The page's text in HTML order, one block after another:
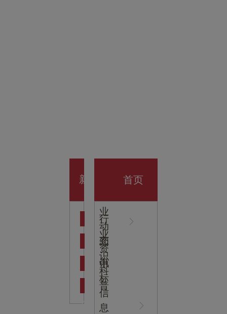
开业大
吉
新
心
业
动
态
行
业
资
讯
知
识
科
普
中
标
信
息
首页